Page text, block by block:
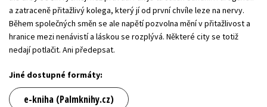
a zatraceně přitažlivý kolega, který jí od první chvíle leze na nervy.
Během společných směn se ale napětí pozvolna mění v přitažlivost a
hranice mezi nenávistí a láskou se rozplývá. Některé city se totiž
nedají potlačit. Ani předepsat.
Jiné dostupné formáty:
e-kniha (Palmknihy.cz)